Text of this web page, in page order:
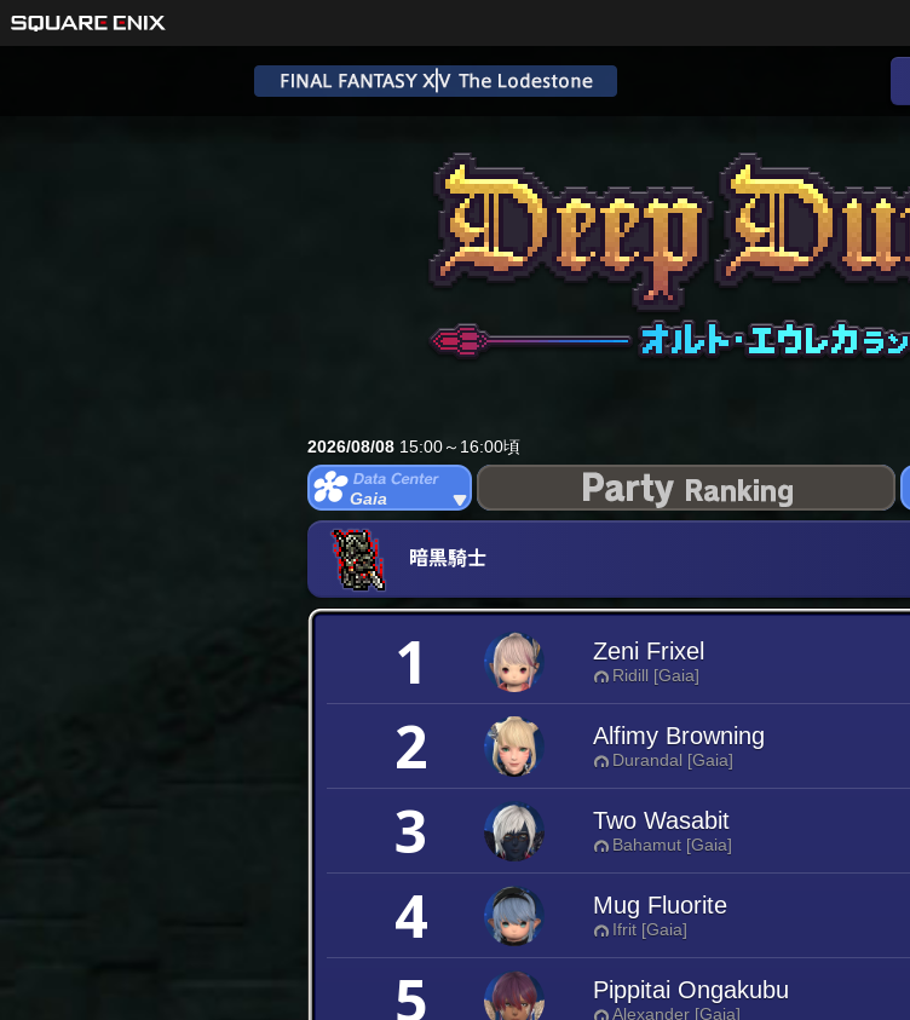
2026/08/08 15:00～16:00頃
Gaia
暗黒騎士
1 Zeni Frixel
Ridill [Gaia]
2 Alfimy Browning
Durandal [Gaia]
3 Two Wasabit
Bahamut [Gaia]
4 Mug Fluorite
Ifrit [Gaia]
5 Pippitai Ongakubu
Alexander [Gaia]